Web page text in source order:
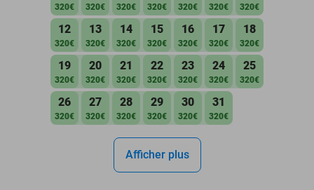
320€ 320€ 320€ 320€ 320€ 320€ 320€
12
320€
13
320€
14
320€
15
320€
16
320€
17
320€
18
320€
19
320€
20
320€
21
320€
22
320€
23
320€
24
320€
25
320€
26
320€
27
320€
28
320€
29
320€
30
320€
31
320€
Afficher plus